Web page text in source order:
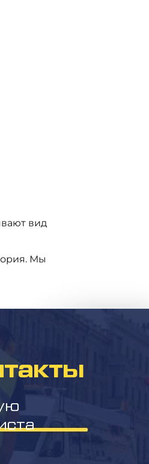
вид
Мы